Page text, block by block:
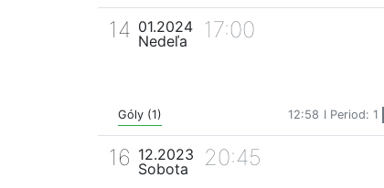
14 01.2024
Nedeľa
17:00
Góly (1) 12:58 I Period: 1
16 12.2023
Sobota
20:45